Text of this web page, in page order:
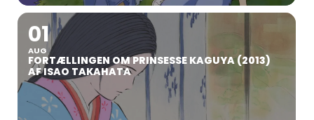
01
AUG
FORTÆLLINGEN OM PRINSESSE KAGUYA (2013)
AF ISAO TAKAHATA